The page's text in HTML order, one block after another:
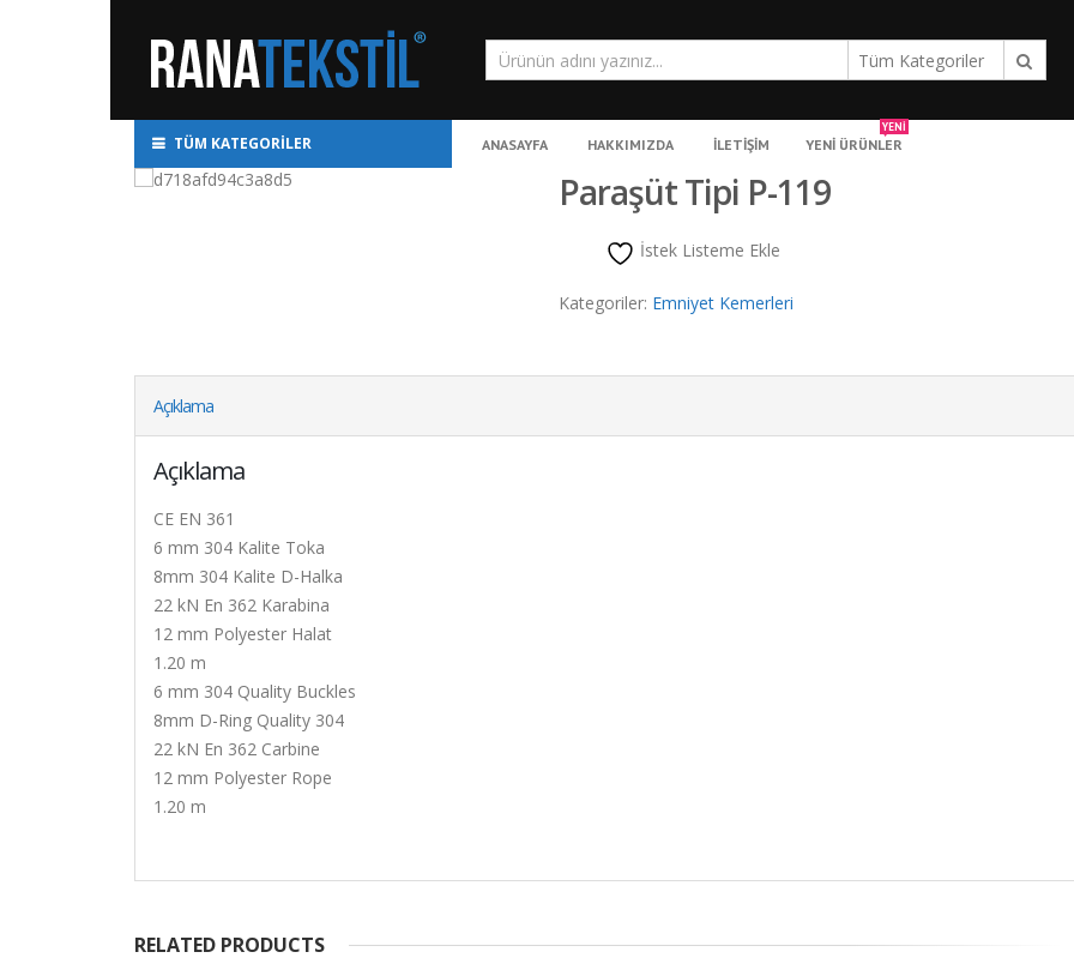
Tüm Kategoriler
TÜM KATEGORILER ANASAYFA HAKKIMIZDA İLETIŞIM YENİ ÜRÜNLER
YENİ
Paraşüt Tipi P-119
İstek Listeme Ekle
Kategoriler: Emniyet Kemerleri
Açıklama
Açıklama
CE EN 361
6 mm 304 Kalite Toka
8mm 304 Kalite D-Halka
22 kN En 362 Karabina
12 mm Polyester Halat
1.20 m
6 mm 304 Quality Buckles
8mm D-Ring Quality 304
22 kN En 362 Carbine
12 mm Polyester Rope
1.20 m
RELATED PRODUCTS